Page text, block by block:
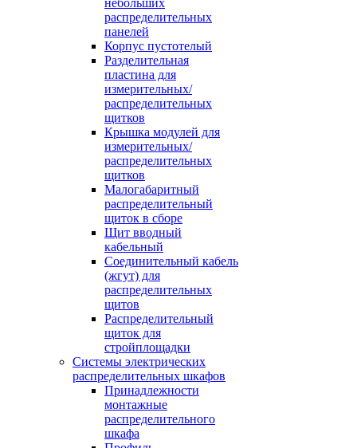
небольших
распределительных
панелей
Корпус пустотелый
Разделительная
пластина для
измерительных/
распределительных
щитков
Крышка модулей для
измерительных/
распределительных
щитков
Малогабаритный
распределительный
щиток в сборе
Щит вводный
кабельный
Соединительный кабель
(жгут) для
распределительных
щитов
Распределительный
щиток для
стройплощадки
Системы электрических
распределительных шкафов
Принадлежности
монтажные
распределительного
шкафа